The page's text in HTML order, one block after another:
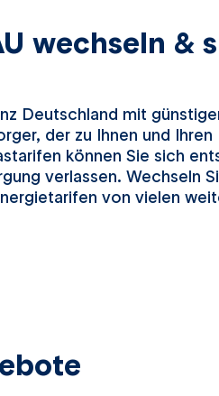
wechseln &
Deutschland mit
der zu Ihnen und
können Sie sich
verlassen. Wechseln
von vielen